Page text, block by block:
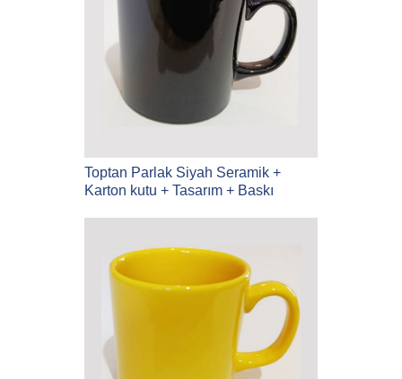
Toptan Parlak Siyah Seramik +
Karton kutu + Tasarım + Baskı